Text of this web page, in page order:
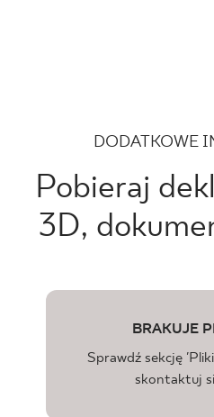
DODATKOWE
Pobieraj
3D,
BRAKUJE
Sprawdź sekcję
skontaktuj